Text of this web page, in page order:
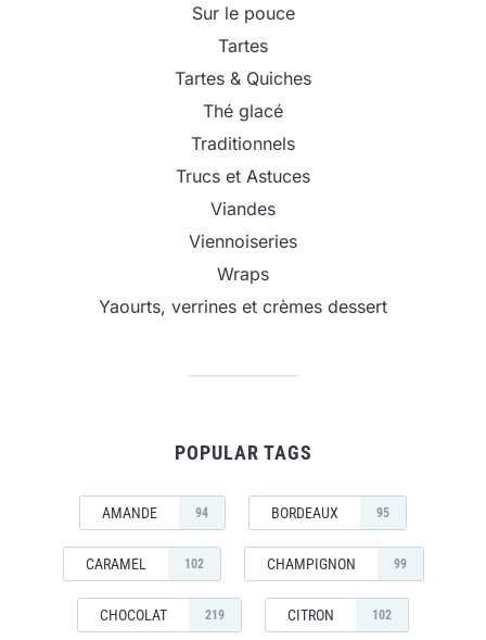
Sur le pouce
Tartes
Tartes & Quiches
Thé glacé
Traditionnels
Trucs et Astuces
Viandes
Viennoiseries
Wraps
Yaourts, verrines et crèmes dessert
POPULAR TAGS
AMANDE 94 BORDEAUX 95
CARAMEL 102 CHAMPIGNON 99
CHOCOLAT 219 CITRON 102